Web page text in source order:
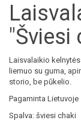
"Šviesi
Laisvalaikio
liemuo su guma,
storio, be pūkelio.
Pagaminta Lietuvoje
Spalva: šviesi chaki